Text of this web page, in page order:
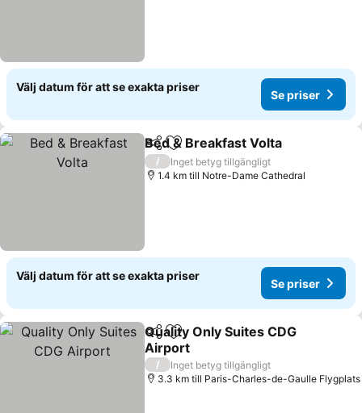
Välj datum för att se exakta priser
Se priser
Dela Lägg till i Mina Favoriter
Bed & Breakfast Volta
/
Inget betyg tillgängligt
1.4 km till Notre-Dame Cathedral
Välj datum för att se exakta priser
Se priser
Dela Lägg till i Mina Favoriter
Quality Only Suites CDG
Airport
Se priser
/
Inget betyg tillgängligt
3.3 km till Paris-Charles-de-Gaulle Flygplats